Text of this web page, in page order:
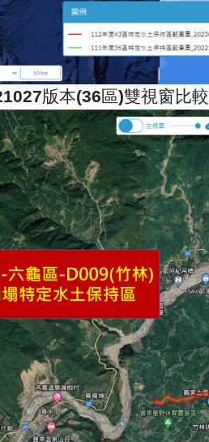
版本(36區)雙視窗比較